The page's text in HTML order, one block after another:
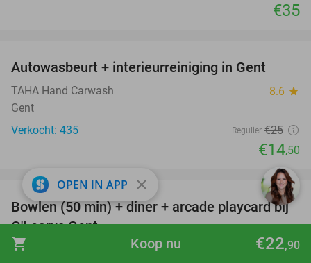
shopping_cart €22,90
Koop nu
€35
Autowasbeurt + interieurreiniging in Gent
TAHA Hand Carwash 8.6 star
Gent
Verkocht: 435
Regulier €25
€14,50
38%
favorite_border
Bowlen (50 min) + diner + arcade playcard bij
O'Learys Gent
O'Learys Gent 9.5star
OPEN IN APP close